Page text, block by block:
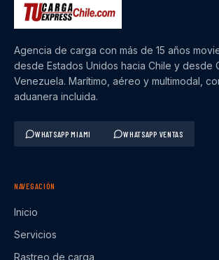
Agencia de carga con más de 15 años
desde Estados Unidos hacia Chile y desde
Venezuela. Marítimo, aéreo y multimodal,
aduanera incluida.
WHATSAPP MIAMI WHATSAPP VENTAS
NAVEGACIÓN
Inicio
Servicios
Rastreo de carga